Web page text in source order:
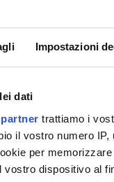
Impostazioni
dati
trattiamo i
il vostro numero IP,
per
vostro dispositivo al
e gestito dal
PROGETTO
DAL